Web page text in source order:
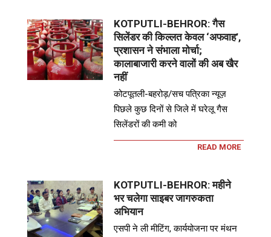
KOTPUTLI-BEHROR: गैस
सिलेंडर की किल्लत केवल ‘अफवाह’,
प्रशासन ने संभाला मोर्चा;
कालाबाजारी करने वालों की अब खैर
नहीं
कोटपूतली-बहरोड़/सच पत्रिका न्यूज़
पिछले कुछ दिनों से जिले में घरेलू गैस
सिलेंडरों की कमी को
READ MORE
KOTPUTLI-BEHROR: महीने
भर चलेगा साइबर जागरुकता
अभियान
एसपी ने ली मीटिंग, कार्ययोजना पर मंथन